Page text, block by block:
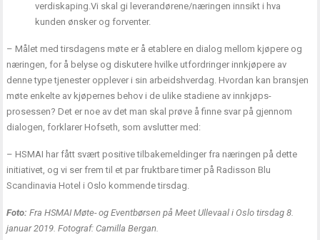
verdiskaping.Vi skal gi leverandørene/næringen innsikt i hva
kunden ønsker og forventer.
– Målet med tirsdagens møte er å etablere en dialog mellom kjøpere og
næringen, for å belyse og diskutere hvilke utfordringer innkjøpere av
denne type tjenester opplever i sin arbeidshverdag. Hvordan kan bransjen
møte enkelte av kjøpernes behov i de ulike stadiene av innkjøps-
prosessen? Det er noe av det man skal prøve å finne svar på gjennom
dialogen, forklarer Hofseth, som avslutter med:
– HSMAI har fått svært positive tilbakemeldinger fra næringen på dette
initiativet, og vi ser frem til et par fruktbare timer på Radisson Blu
Scandinavia Hotel i Oslo kommende tirsdag.
Foto: Fra HSMAI Møte- og Eventbørsen på Meet Ullevaal i Oslo tirsdag 8.
januar 2019. Fotograf: Camilla Bergan.